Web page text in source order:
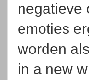
negatieve
emoties
worden
in a new